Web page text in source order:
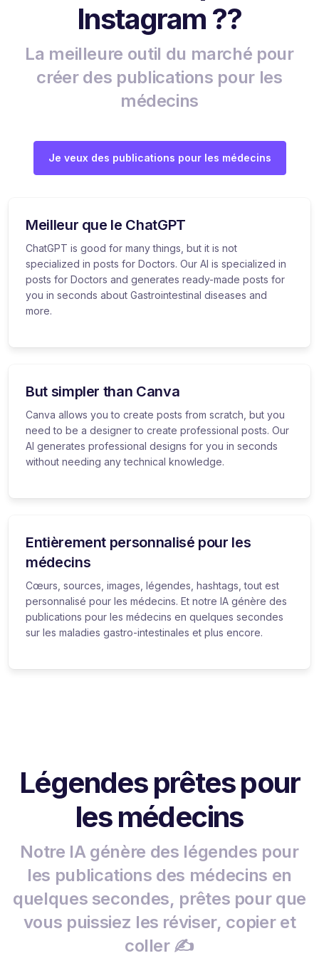
Instagram ??
La meilleure outil du marché pour
créer des publications pour les
médecins
Je veux des publications pour les médecins
Meilleur que le ChatGPT
ChatGPT is good for many things, but it is not
specialized in posts for Doctors. Our AI is specialized in
posts for Doctors and generates ready-made posts for
you in seconds about Gastrointestinal diseases and
more.
But simpler than Canva
Canva allows you to create posts from scratch, but you
need to be a designer to create professional posts. Our
AI generates professional designs for you in seconds
without needing any technical knowledge.
Entièrement personnalisé pour les
médecins
Cœurs, sources, images, légendes, hashtags, tout est
personnalisé pour les médecins. Et notre IA génère des
publications pour les médecins en quelques secondes
sur les maladies gastro-intestinales et plus encore.
Légendes prêtes pour
les médecins
Notre IA génère des légendes pour
les publications des médecins en
quelques secondes, prêtes pour que
vous puissiez les réviser, copier et
coller ✍️